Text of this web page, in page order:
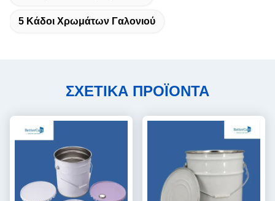
5 Κάδοι Χρωμάτων Γαλονιού
ΣΧΕΤΙΚΑ ΠΡΟΪΟΝΤΑ